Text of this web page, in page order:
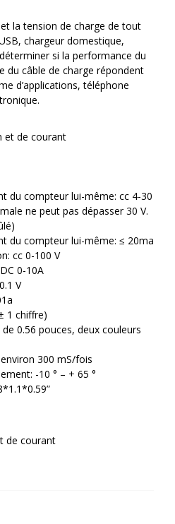
la tension de charge de tout
chargeur domestique,
si la performance du
du câble de charge répondent
d’applications, téléphone
et de courant
du compteur lui-même: cc 4-30
ne peut pas dépasser 30 V.
du compteur lui-même: ≤ 20ma
cc 0-100 V
0-10A
V
1 chiffre)
0.56 pouces, deux couleurs
300 mS/fois
-10 ° – + 65 °
de courant